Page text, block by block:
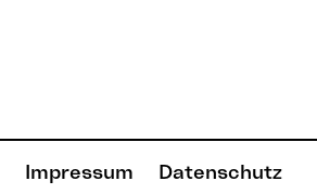
Impressum Datenschutz